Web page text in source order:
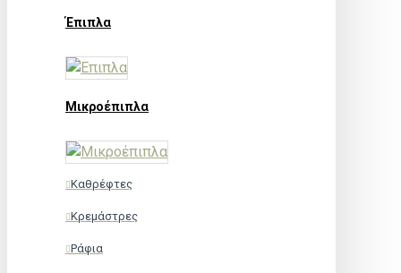
Έπιπλα
Μικροέπιπλα
Καθρέφτες
Κρεμάστρες
Ράφια